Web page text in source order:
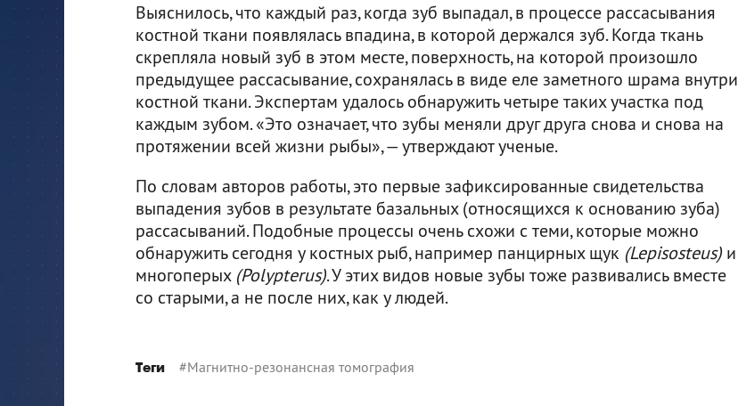
Выяснилось, что каждый раз, когда зуб выпадал, в процессе рассасывания
костной ткани появлялась впадина, в которой держался зуб. Когда ткань
скрепляла новый зуб в этом месте, поверхность, на которой произошло
предыдущее рассасывание, сохранялась в виде еле заметного шрама внутри
костной ткани. Экспертам удалось обнаружить четыре таких участка под
каждым зубом. «Это означает, что зубы меняли друг друга снова и снова на
протяжении всей жизни рыбы», — утверждают ученые.
По словам авторов работы, это первые зафиксированные свидетельства
выпадения зубов в результате базальных (относящихся к основанию зуба)
рассасываний. Подобные процессы очень схожи с теми, которые можно
обнаружить сегодня у костных рыб, например панцирных щук (Lepisosteus) и
многоперых (Polypterus). У этих видов новые зубы тоже развивались вместе
со старыми, а не после них, как у людей.
Теги #Магнитно-резонансная томография